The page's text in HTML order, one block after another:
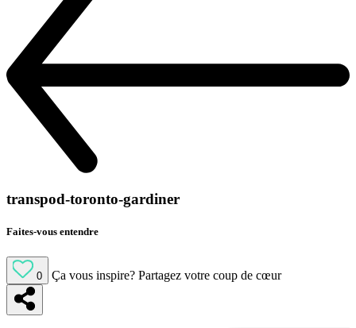
transpod-toronto-gardiner
Faites-vous entendre
0 Ça vous inspire? Partagez votre coup de cœur